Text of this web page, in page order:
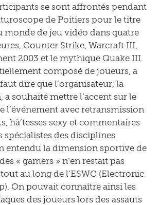
se sont affrontés pendant
de Poitiers pour le titre
monde de jeu vidéo dans quatre
Counter Strike, Warcraft III,
2003 et le mythique Quake III.
composé de joueurs, a
dire que l’organisateur, la
a souhaité mettre l’accent sur le
l’événement avec retransmission
hà’tesses sexy et commentaires
spécialistes des disciplines
entendu la dimension sportive de
« gamers » n’en restait pas
au long de l’ESWC (Electronic
On pouvait connaître ainsi les
des joueurs lors des assauts